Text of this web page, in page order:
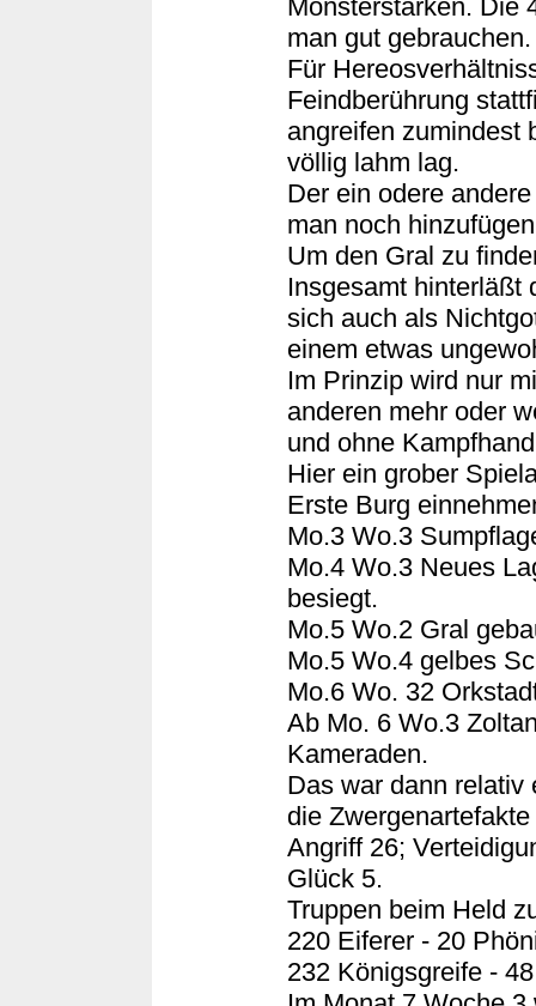
Monsterstärken. Die
man gut gebrauchen.
Für
Feindberührung
angreifen zumindest
völlig lahm lag.
Der ein odere
man noch
Um den Gral zu
Insgesamt hinterläßt
sich auch als
einem etwas
Im Prinzip wird nur
anderen mehr oder
und ohne
Hier ein grober
Erste Burg
Mo.3 Wo.3
Mo.4 Wo.3 Neues
besiegt.
Mo.5 Wo.2 Gral
Mo.5 Wo.4 gelbes
Mo.6 Wo. 32
Ab Mo. 6 Wo.3
Kameraden.
Das war dann relativ
die
Angriff 26;
Glück 5.
Truppen beim Held
220 Eiferer - 20
232 Königsgreife -